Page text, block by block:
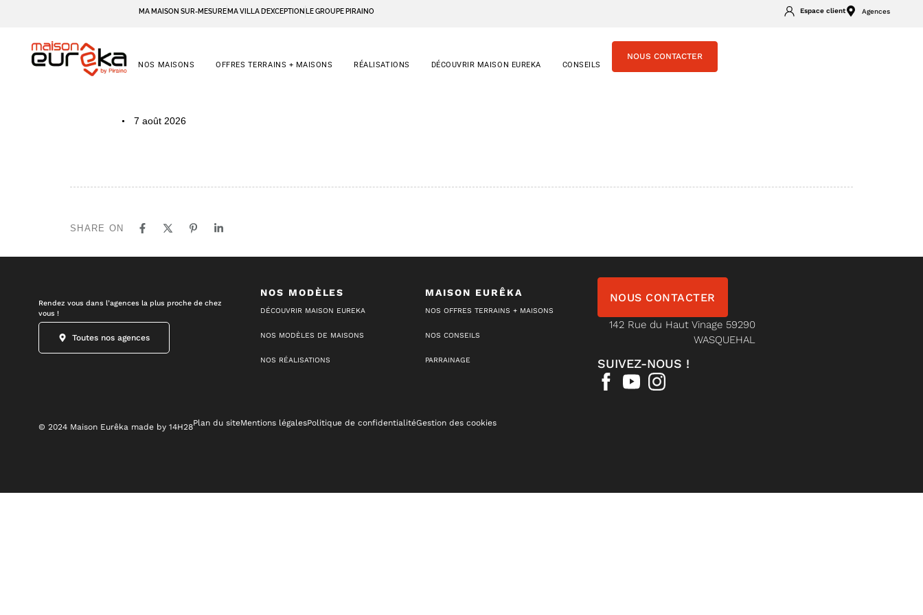
MA MAISON SUR-MESURE MA VILLA D’EXCEPTION LE GROUPE PIRAINO Espace client Agences
NOS MAISONS OFFRES TERRAINS + MAISONS RÉALISATIONS DÉCOUVRIR MAISON EUREKA CONSEILS
NOUS CONTACTER
7 août 2026
SHARE ON
Rendez vous dans l’agences la plus proche de chez
vous !
Toutes nos agences
NOS MODÈLES
DÉCOUVRIR MAISON EUREKA
NOS MODÈLES DE MAISONS
NOS RÉALISATIONS
MAISON EURÊKA
NOS OFFRES TERRAINS + MAISONS
NOS CONSEILS
PARRAINAGE
NOUS CONTACTER
142 Rue du Haut Vinage 59290
WASQUEHAL
SUIVEZ-NOUS !
© 2024 Maison Eurêka made by 14H28Plan du siteMentions légalesPolitique de confidentialitéGestion des cookies